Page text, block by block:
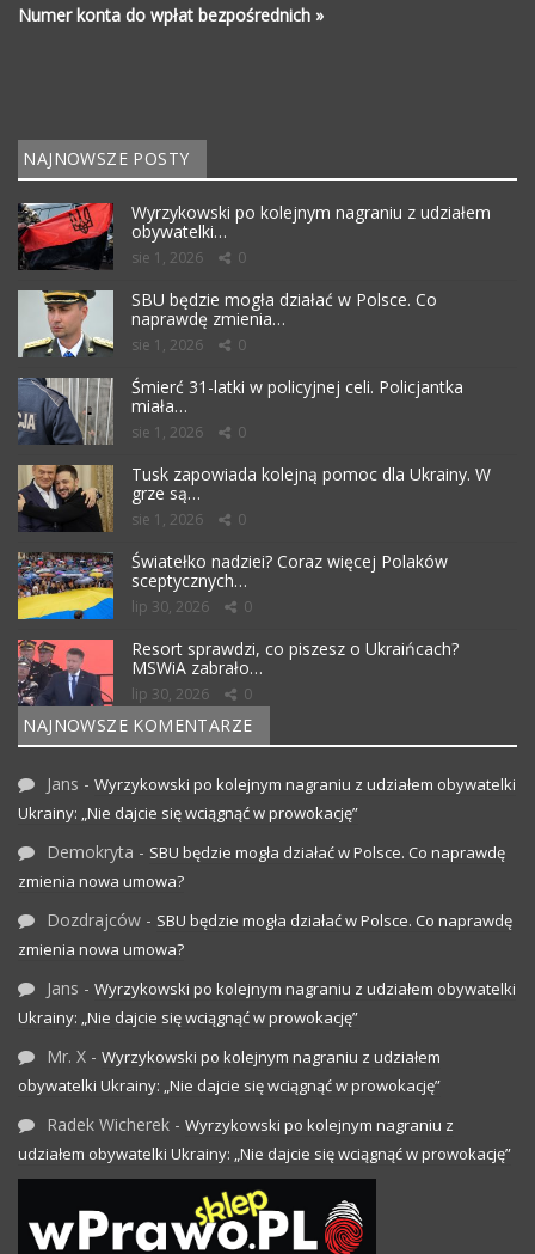
Numer konta do wpłat bezpośrednich »
NAJNOWSZE POSTY
Wyrzykowski po kolejnym nagraniu z udziałem
obywatelki…
sie 1, 2026 0
SBU będzie mogła działać w Polsce. Co
naprawdę zmienia…
sie 1, 2026 0
Śmierć 31-latki w policyjnej celi. Policjantka
miała…
sie 1, 2026 0
Tusk zapowiada kolejną pomoc dla Ukrainy. W
grze są…
sie 1, 2026 0
Światełko nadziei? Coraz więcej Polaków
sceptycznych…
lip 30, 2026 0
Resort sprawdzi, co piszesz o Ukraińcach?
MSWiA zabrało…
lip 30, 2026 0
NAJNOWSZE KOMENTARZE
Jans - Wyrzykowski po kolejnym nagraniu z udziałem obywatelki
Ukrainy: „Nie dajcie się wciągnąć w prowokację”
Demokryta - SBU będzie mogła działać w Polsce. Co naprawdę
zmienia nowa umowa?
Dozdrajców - SBU będzie mogła działać w Polsce. Co naprawdę
zmienia nowa umowa?
Jans - Wyrzykowski po kolejnym nagraniu z udziałem obywatelki
Ukrainy: „Nie dajcie się wciągnąć w prowokację”
Mr. X - Wyrzykowski po kolejnym nagraniu z udziałem
obywatelki Ukrainy: „Nie dajcie się wciągnąć w prowokację”
Radek Wicherek - Wyrzykowski po kolejnym nagraniu z
udziałem obywatelki Ukrainy: „Nie dajcie się wciągnąć w prowokację”